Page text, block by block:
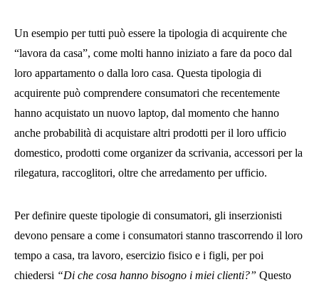
Un esempio per tutti può essere la tipologia di acquirente che
“lavora da casa”, come molti hanno iniziato a fare da poco dal
loro appartamento o dalla loro casa. Questa tipologia di
acquirente può comprendere consumatori che recentemente
hanno acquistato un nuovo laptop, dal momento che hanno
anche probabilità di acquistare altri prodotti per il loro ufficio
domestico, prodotti come organizer da scrivania, accessori per la
rilegatura, raccoglitori, oltre che arredamento per ufficio.
Per definire queste tipologie di consumatori, gli inserzionisti
devono pensare a come i consumatori stanno trascorrendo il loro
tempo a casa, tra lavoro, esercizio fisico e i figli, per poi
chiedersi “Di che cosa hanno bisogno i miei clienti?” Questo